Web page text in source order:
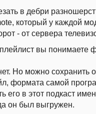
в дебри
который у каждой
- от сервера
вы понимаете
Но можно сохранить
формата самой
его в этот подкаст
он был выгружен.